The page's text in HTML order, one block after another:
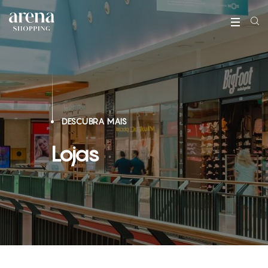
DESCUBRA MAIS
Lojas